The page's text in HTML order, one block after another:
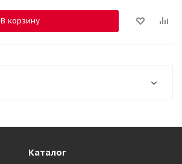
В корзину
Каталог